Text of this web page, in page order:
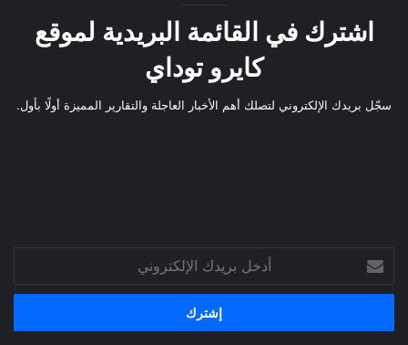
اشترك في القائمة البريدية لموقع
كايرو توداي
سجّل بريدك الإلكتروني لتصلك أهم الأخبار العاجلة والتقارير المميزة أولًا بأول.
بريدك
الإلكتروني